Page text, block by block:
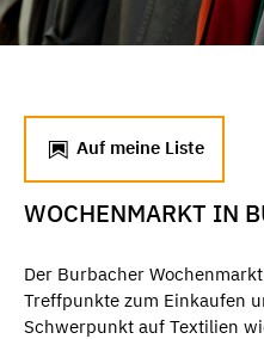
Auf meine Liste
WOCHENMARKT IN
Der Burbacher
Treffpunkte zum Einkaufen
Schwerpunkt auf Textilien